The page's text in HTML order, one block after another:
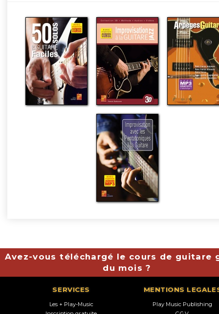
Avez-vous téléchargé le cours de guitare
du mois ?
SERVICES
Les + Play-Music
MENTIONS
Play Music Publishing